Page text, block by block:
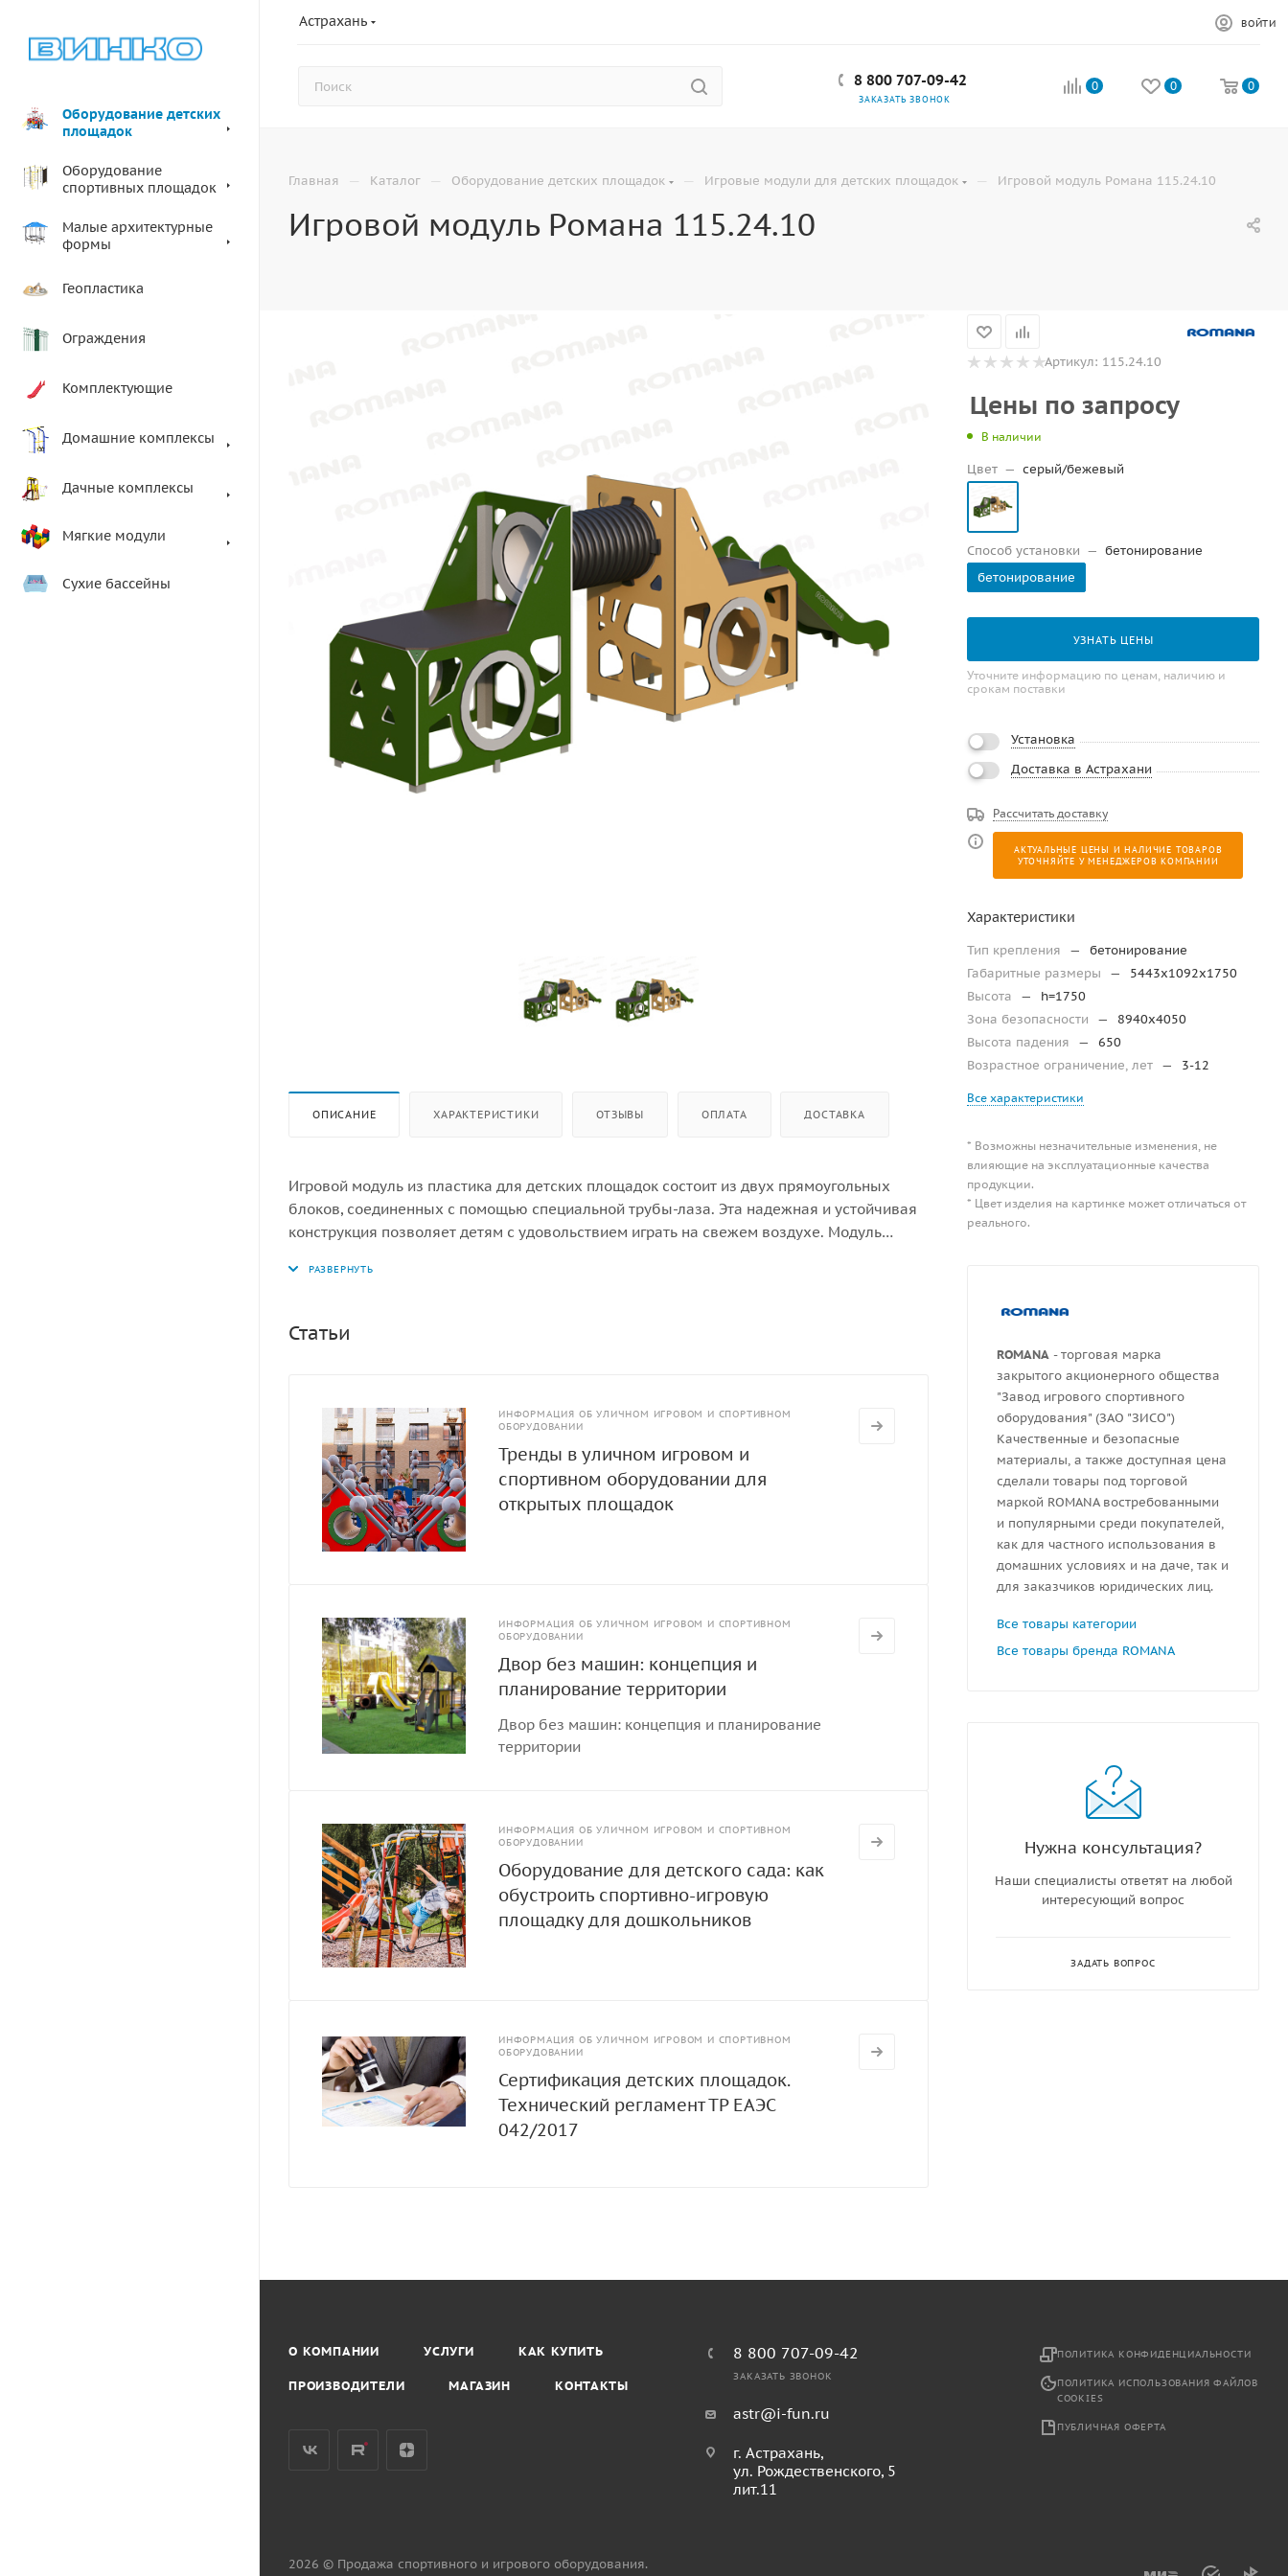
Астрахань ВОЙТИ
8 800 707-09-42
ЗАКАЗАТЬ ЗВОНОК
0 0 0
Оборудование детских
площадок
Оборудование
спортивных площадок
Малые архитектурные
формы
Геопластика
Ограждения
Комплектующие
Домашние комплексы
Дачные комплексы
Мягкие модули
Сухие бассейны
Главная — Каталог — Оборудование детских площадок — Игровые модули для детских площадок — Игровой модуль Романа 115.24.10
Игровой модуль Романа 115.24.10
ОПИСАНИЕ ХАРАКТЕРИСТИКИ ОТЗЫВЫ ОПЛАТА ДОСТАВКА
Игровой модуль из пластика для детских площадок состоит из двух прямоугольных
блоков, соединенных с помощью специальной трубы-лаза. Эта надежная и устойчивая
конструкция позволяет детям с удовольствием играть на свежем воздухе. Модуль
Конструкция разработана с учетом требований безопасности, включая высокую
минимизировать риск травм. Металлические элементы покрыты полимерной
площадке.
Статьи
ИНФОРМАЦИЯ ОБ УЛИЧНОМ ИГРОВОМ И СПОРТИВНОМ
ОБОРУДОВАНИИ
Тренды в уличном игровом и
спортивном оборудовании для
открытых площадок
ИНФОРМАЦИЯ ОБ УЛИЧНОМ ИГРОВОМ И СПОРТИВНОМ
ОБОРУДОВАНИИ
Двор без машин: концепция и
планирование территории
Двор без машин: концепция и планирование
территории
ИНФОРМАЦИЯ ОБ УЛИЧНОМ ИГРОВОМ И СПОРТИВНОМ
ОБОРУДОВАНИИ
Оборудование для детского сада: как
обустроить спортивно-игровую
площадку для дошкольников
ИНФОРМАЦИЯ ОБ УЛИЧНОМ ИГРОВОМ И СПОРТИВНОМ
ОБОРУДОВАНИИ
Сертификация детских площадок.
Технический регламент ТР ЕАЭС
042/2017
Артикул: 115.24.10
Цены по запросу
В наличии
Цвет — серый/бежевый
Способ установки — бетонирование
бетонирование
УЗНАТЬ ЦЕНЫ
Уточните информацию по ценам, наличию и
срокам поставки
Установка
Доставка в Астрахани
Рассчитать доставку
АКТУАЛЬНЫЕ ЦЕНЫ И НАЛИЧИЕ ТОВАРОВ
УТОЧНЯЙТЕ У МЕНЕДЖЕРОВ КОМПАНИИ
Характеристики
Тип крепления —
бетонирование
Габаритные размеры
—
5443х1092х1750
Высота
—
h=1750
Зона безопасности
—
8940х4050
Высота падения
—
650
Возрастное ограничение, лет — 3-12
Все характеристики
* Возможны незначительные изменения, не
влияющие на эксплуатационные качества
продукции.
* Цвет изделия на картинке может отличаться от
реального.
ROMANA - торговая марка
закрытого акционерного общества
"Завод игрового спортивного
оборудования" (ЗАО "ЗИСО")
Качественные и безопасные
материалы, а также доступная цена
сделали товары под торговой
маркой ROMANA востребованными
и популярными среди покупателей,
как для частного использования в
домашних условиях и на даче, так и
для заказчиков юридических лиц.
Все товары категории
Все товары бренда ROMANA
Нужна консультация?
Наши специалисты ответят на любой
интересующий вопрос
ЗАДАТЬ ВОПРОС
О КОМПАНИИ УСЛУГИ КАК КУПИТЬ
ПРОИЗВОДИТЕЛИ МАГАЗИН КОНТАКТЫ
8 800 707-09-42
ЗАКАЗАТЬ ЗВОНОК
astr@i-fun.ru
г. Астрахань,
ул. Рождественского, 5
лит.11
ПОЛИТИКА КОНФИДЕНЦИАЛЬНОСТИ
ПОЛИТИКА ИСПОЛЬЗОВАНИЯ ФАЙЛОВ
COOKIES
ПУБЛИЧНАЯ ОФЕРТА
2026 © Продажа спортивного и игрового оборудования.